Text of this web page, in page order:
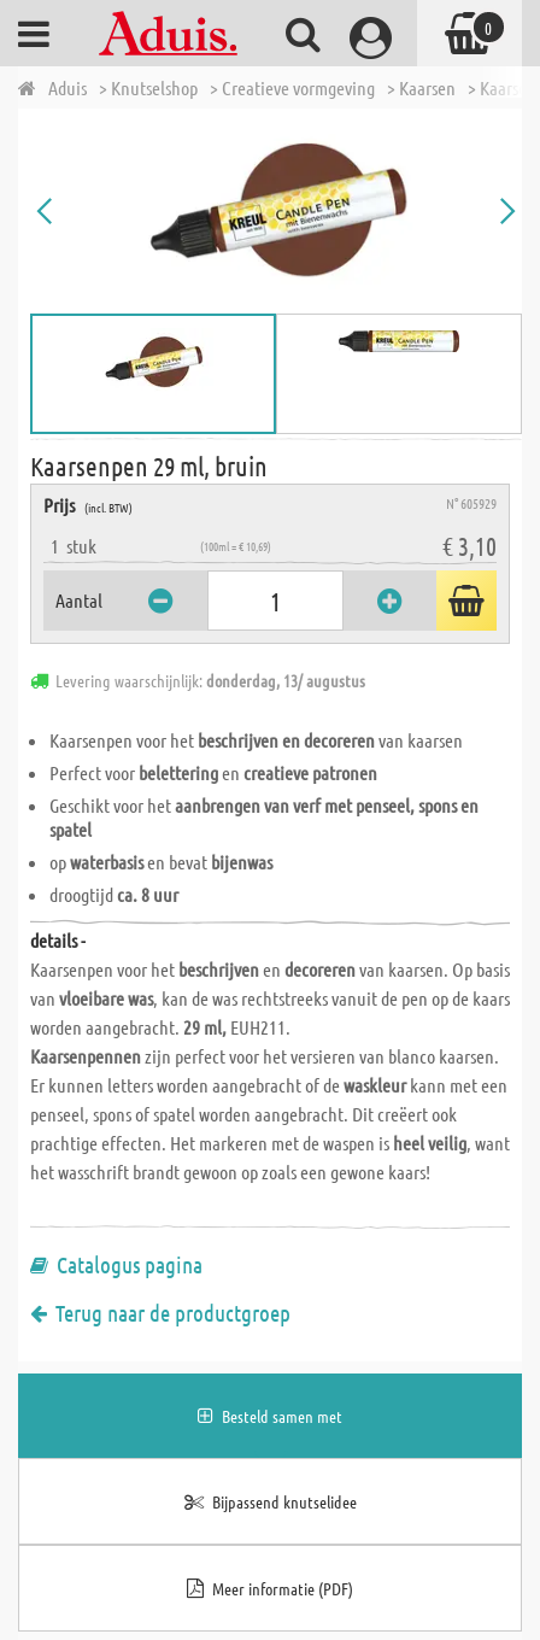
Aduis > Knutselshop > Creatieve vormgeving > Kaarsen >
Kaarsenpen 29 ml, bruin
Prijs (incl. BTW) N° 605929
1 stuk (100ml = € 10,69) € 3,10
Aantal
Levering waarschijnlijk:donderdag, 13/ augustus
Kaarsenpen voor het beschrijven en decorerenvan kaarsen
Perfect voor beletteringen creatieve patronen
Geschikt voor hetaanbrengen van verf met penseel, spons en
spatel
opwaterbasisen bevat bijenwas
droogtijdca. 8 uur
details -
Kaarsenpen voor het beschrijvenen decorerenvan kaarsen. Op basis
van vloeibare was, kan de was rechtstreeks vanuit de pen op de kaars
worden aangebracht. 29 ml, EUH211.
Kaarsenpennenzijn perfect voor het versieren van blanco kaarsen.
Er kunnen letters worden aangebracht of dewaskleurkann met een
penseel, spons of spatel worden aangebracht. Dit creëert ook
prachtige effecten. Het markeren met de waspen is heel veilig, want
het wasschrift brandt gewoon op zoals een gewone kaars!
Catalogus pagina
Terug naar de productgroep
Besteld samen met
Bijpassend knutselidee
Meer informatie (PDF)
0